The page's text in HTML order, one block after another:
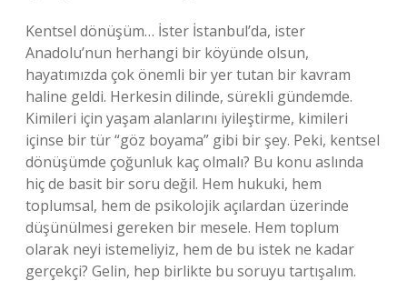
Kentsel dönüşüm… İster İstanbul’da, ister
Anadolu’nun herhangi bir köyünde olsun,
hayatımızda çok önemli bir yer tutan bir kavram
haline geldi. Herkesin dilinde, sürekli gündemde.
Kimileri için yaşam alanlarını iyileştirme, kimileri
içinse bir tür “göz boyama” gibi bir şey. Peki, kentsel
dönüşümde çoğunluk kaç olmalı? Bu konu aslında
hiç de basit bir soru değil. Hem hukuki, hem
toplumsal, hem de psikolojik açılardan üzerinde
düşünülmesi gereken bir mesele. Hem toplum
olarak neyi istemeliyiz, hem de bu istek ne kadar
gerçekçi? Gelin, hep birlikte bu soruyu tartışalım.